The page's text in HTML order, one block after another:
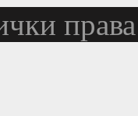
права